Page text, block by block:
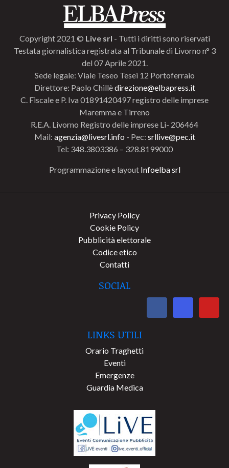
Copyright 2021 © Live srl - Tutti i diritti sono riservati
Testata giornalistica registrata al Tribunale di Livorno n° 3
del 07 Aprile 2021.
Sede legale: Viale Teseo Tesei 12 Portoferraio
Direttore: Paolo Chillèdirezione@elbapress.it
C. Fiscale e P. Iva 01891420497 registro delle imprese
Maremma e Tirreno
R.E.A. Livorno Registro delle imprese Li- 206464
Mail: agenzia@livesrl.info - Pec: srllive@pec.it
Tel: 348.3803386 – 328.8199000
Programmazione e layout Infoelba srl
Privacy Policy
Cookie Policy
Pubblicità elettorale
Codice etico
Contatti
SOCIAL
LINKS UTILI
Orario Traghetti
Eventi
Emergenze
Guardia Medica